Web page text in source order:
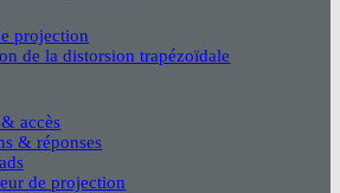
projection
de la distorsion trapézoïdale
accès
& réponses
de projection